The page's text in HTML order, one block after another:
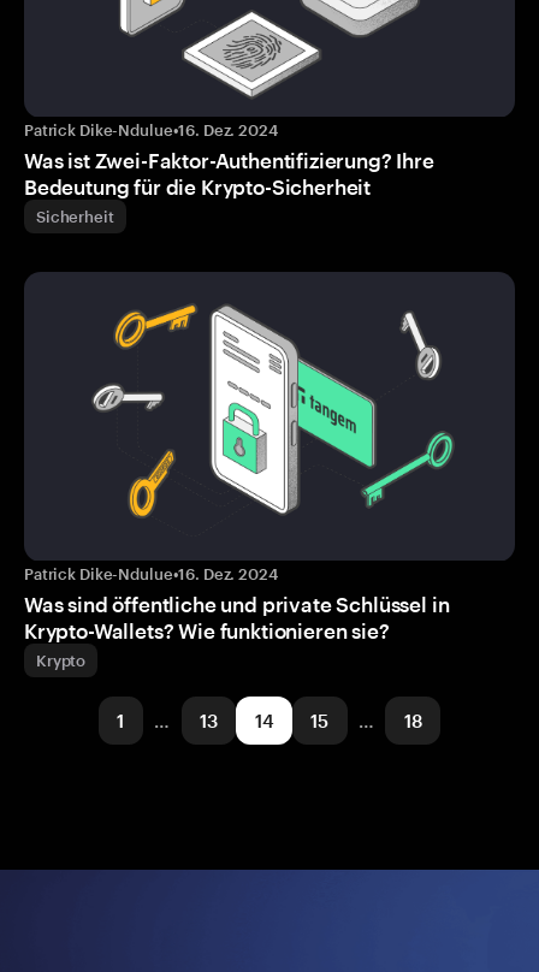
Patrick Dike-Ndulue•16. Dez. 2024
Was ist Zwei-Faktor-Authentifizierung? Ihre
Bedeutung für die Krypto-Sicherheit
Sicherheit
Patrick Dike-Ndulue•16. Dez. 2024
Was sind öffentliche und private Schlüssel in
Krypto-Wallets? Wie funktionieren sie?
Krypto
1 … 13 14 15 … 18